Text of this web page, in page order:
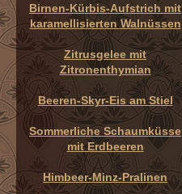
Birnen-Kürbis-Aufstrich mit
karamellisierten Walnüssen
Zitrusgelee mit
Zitronenthymian
Beeren-Skyr-Eis am Stiel
Sommerliche Schaumküsse
mit Erdbeeren
Himbeer-Minz-Pralinen